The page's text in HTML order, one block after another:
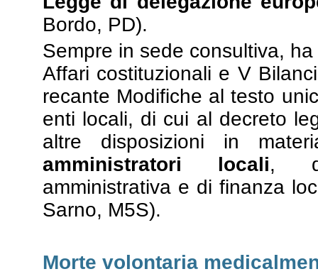
Bordo, PD).
Sempre in sede consultiva,
Affari costituzionali e V
recante Modifiche al testo
enti locali, di cui al decreto
altre disposizioni in
amministratori locali, di
amministrativa e di finanza
Sarno, M5S).
Morte volontaria